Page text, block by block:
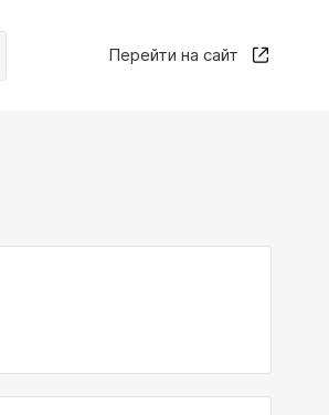
Перейти на сайт